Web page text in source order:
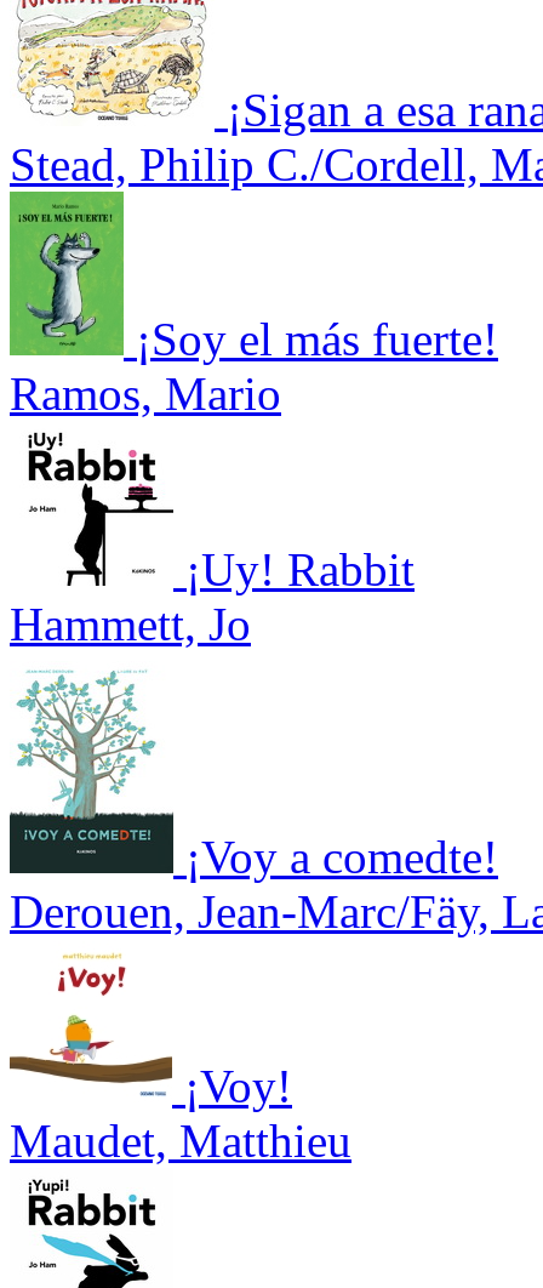
¡Sigan a esa
Stead, Philip C./Cordell,
¡Soy el más fuerte!
Ramos, Mario
¡Uy! Rabbit
Hammett, Jo
¡Voy a comedte!
Derouen, Jean-Marc/Fäy,
¡Voy!
Maudet, Matthieu